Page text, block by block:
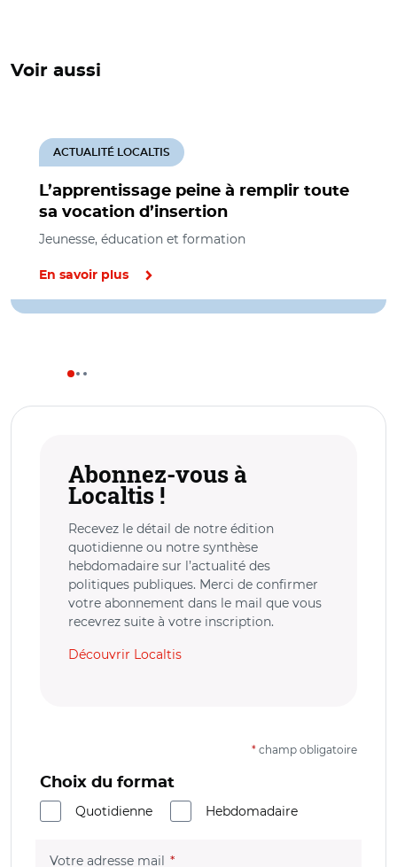
Voir aussi
L’apprentissage peine à remplir toute
sa vocation d’insertion
ACTUALITÉ LOCALTIS
Jeunesse, éducation et formation
En savoir plus
Abonnez-vous à
Localtis !
Recevez le détail de notre édition
quotidienne ou notre synthèse
hebdomadaire sur l’actualité des
politiques publiques. Merci de confirmer
votre abonnement dans le mail que vous
recevrez suite à votre inscription.
Découvrir Localtis
* champ obligatoire
Choix du format
Quotidienne
Hebdomadaire
Votre adresse mail (champ obligatoire)